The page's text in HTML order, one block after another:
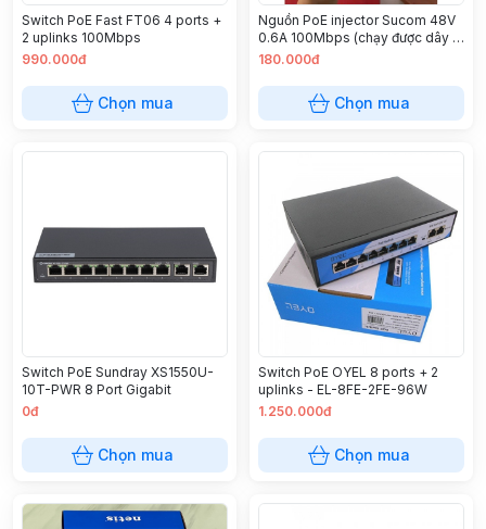
Switch PoE Fast FT06 4 ports +
2 uplinks 100Mbps
990.000đ
Chọn mua
Nguồn PoE injector Sucom 48V
0.6A 100Mbps (chạy được dây 4
lõi 1236)
180.000đ
Chọn mua
Switch PoE Sundray XS1550U-
10T-PWR 8 Port Gigabit
0đ
Chọn mua
Switch PoE OYEL 8 ports + 2
uplinks - EL-8FE-2FE-96W
1.250.000đ
Chọn mua